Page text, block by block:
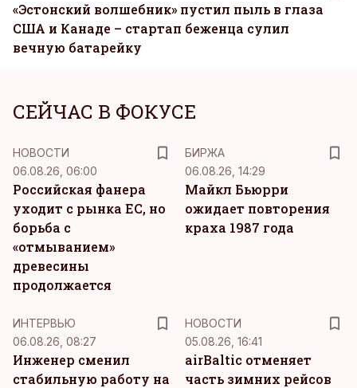
«Эстонский волшебник» пустил пыль в глаза
США и Канаде – стартап беженца сулил
вечную батарейку
СЕЙЧАС В ФОКУСЕ
НОВОСТИ
06.08.26, 06:00
Российская фанера
уходит с рынка ЕС, но
борьба с
«отмыванием»
древесины
продолжается
БИРЖА
06.08.26, 14:29
Майкл Бьюрри
ожидает повторения
краха 1987 года
ИНТЕРВЬЮ
06.08.26, 08:27
Инженер сменил
стабильную работу на
НОВОСТИ
05.08.26, 16:41
airBaltic отменяет
часть зимних рейсов